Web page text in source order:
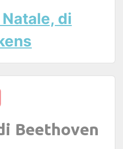
di
Beethoven